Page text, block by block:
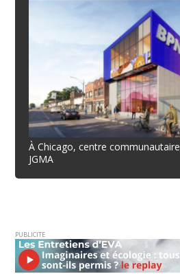
À Chicago, centre
JGMA
PUBLICITE